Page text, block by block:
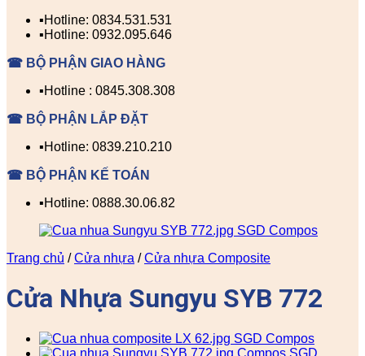
▪️Hotline: 0834.531.531
▪️Hotline: 0932.095.646
☎ BỘ PHẬN GIAO HÀNG
▪️Hotline : 0845.308.308
☎ BỘ PHẬN LẮP ĐẶT
▪️Hotline: 0839.210.210
☎ BỘ PHẬN KẾ TOÁN
▪️Hotline: 0888.30.06.82
Trang chủ / Cửa nhựa / Cửa nhựa Composite
Cửa Nhựa Sungyu SYB 772